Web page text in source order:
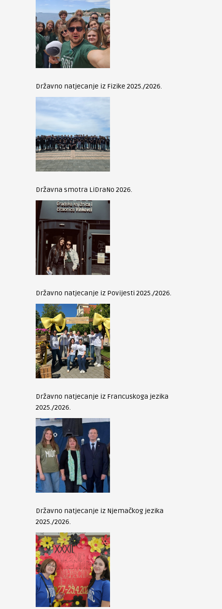
Državno natjecanje iz Fizike 2025./2026.
Državna smotra LiDraNo 2026.
Državno natjecanje iz Povijesti 2025./2026.
Državno natjecanje iz Francuskoga jezika
2025./2026.
Državno natjecanje iz Njemačkog jezika
2025./2026.